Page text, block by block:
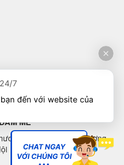
MÊ
Canh, Phường Phương
7
đến với website của